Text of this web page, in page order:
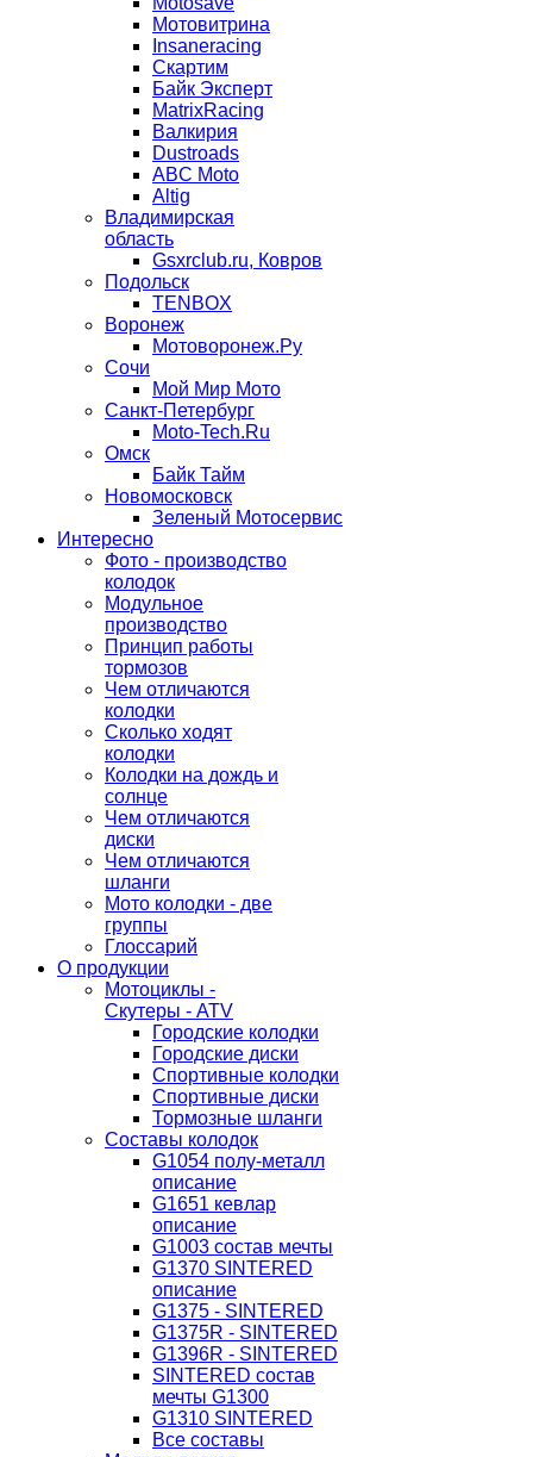
Мотовитрина
Insaneracing
Скартим
Байк Эксперт
MatrixRacing
Валкирия
Dustroads
ABC Moto
Altig
Владимирская
область
Gsxrclub.ru, Ковров
Подольск
TENBOX
Воронеж
Мотоворонеж.Ру
Сочи
Мой Мир Мото
Санкт-Петербург
Moto-Tech.Ru
Омск
Байк Тайм
Новомосковск
Зеленый Мотосервис
Интересно
Фото - производство
колодок
Модульное
производство
Принцип работы
тормозов
Чем отличаются
колодки
Сколько ходят
колодки
Колодки на дождь и
солнце
Чем отличаются
диски
Чем отличаются
шланги
Мото колодки - две
группы
Глоссарий
О продукции
Мотоциклы -
Скутеры - ATV
Городские колодки
Городские диски
Спортивные колодки
Спортивные диски
Тормозные шланги
Составы колодок
G1054 полу-металл
описание
G1651 кевлар
описание
G1003 состав мечты
G1370 SINTERED
описание
G1375 - SINTERED
G1375R - SINTERED
G1396R - SINTERED
SINTERED состав
мечты G1300
G1310 SINTERED
Все составы